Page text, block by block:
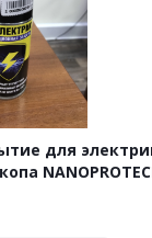
для